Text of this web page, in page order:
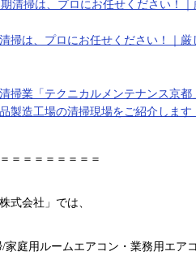
掃は、プロにお任せください！｜
掃業「テクニカルメンテナンス京
製造工場の清掃現場をご紹介しま
＝＝＝＝＝＝＝＝
式会社」では、
家庭用ルームエアコン・業務用エア